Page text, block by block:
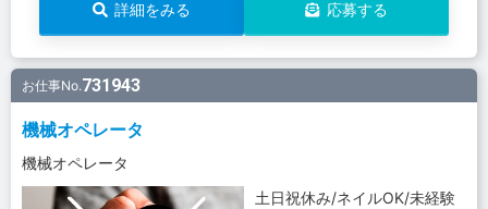
詳細をみる 応募する
お仕事No.731943
機械オペレータ
機械オペレータ
土日祝休み/ネイルOK/未経験